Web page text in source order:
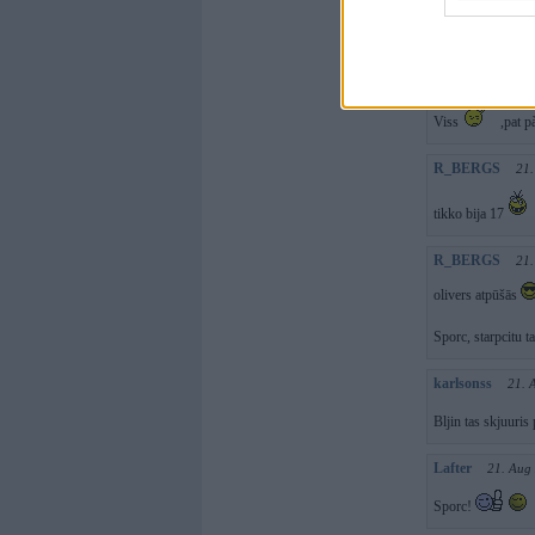
Viss ,pat
R_BERGS
tikko bija 17
R_BERGS
olivers atpūšās
Sporc, starpcitu
karlsonss 21.
Bljin tas skjuuris
Lafter 21.
Sporc!